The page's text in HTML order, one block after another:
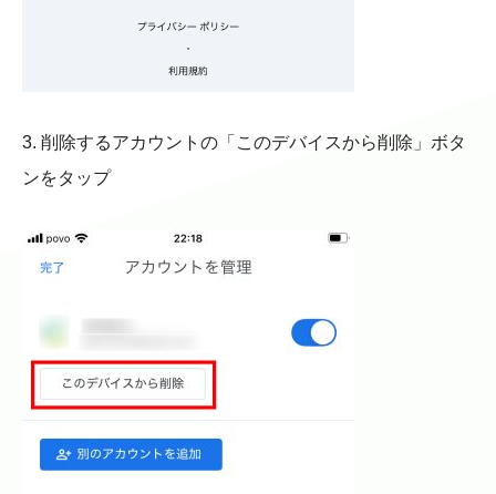
3. 削除するアカウントの「このデバイスから削除」ボタ
ンをタップ